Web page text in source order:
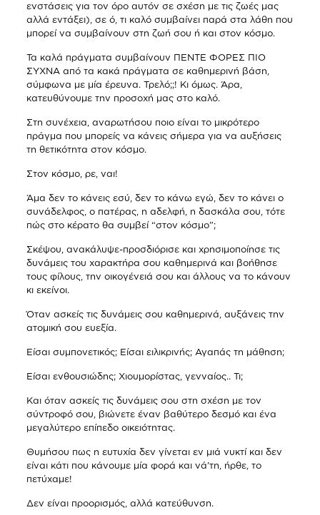
ενστάσεις για τον όρο αυτόν σε σχέση με τις ζωές μας
αλλά εντάξει), σε ό, τι καλό συμβαίνει παρά στα λάθη που
μπορεί να συμβαίνουν στη ζωή σου ή και στον κόσμο.
Τα καλά πράγματα συμβαίνουν ΠΕΝΤΕ ΦΟΡΕΣ ΠΙΟ
ΣΥΧΝΑ από τα κακά πράγματα σε καθημερινή βάση,
σύμφωνα με μία έρευνα. Τρελό;;! Κι όμως. Άρα,
κατευθύνουμε την προσοχή μας στο καλό.
Στη συνέχεια, αναρωτήσου ποιο είναι το μικρότερο
πράγμα που μπορείς να κάνεις σήμερα για να αυξήσεις
τη θετικότητα στον κόσμο.
Στον κόσμο, ρε, ναι!
Άμα δεν το κάνεις εσύ, δεν το κάνω εγώ, δεν το κάνει ο
συνάδελφος, ο πατέρας, η αδελφή, η δασκάλα σου, τότε
πώς στο κέρατο θα συμβεί “στον κόσμο”;
Σκέψου, ανακάλυψε-προσδιόρισε και χρησιμοποίησε τις
δυνάμεις του χαρακτήρα σου καθημερινά και βοήθησε
τους φίλους, την οικογένειά σου και άλλους να το κάνουν
κι εκείνοι.
Όταν ασκείς τις δυνάμεις σου καθημερινά, αυξάνεις την
ατομική σου ευεξία.
Είσαι συμπονετικός; Είσαι ειλικρινής; Αγαπάς τη μάθηση;
Είσαι ενθουσιώδης; Χιουμορίστας, γενναίος.. Τι;
Και όταν ασκείς τις δυνάμεις σου στη σχέση με τον
σύντροφό σου, βιώνετε έναν βαθύτερο δεσμό και ένα
μεγαλύτερο επίπεδο οικειότητας.
Θυμήσου πως η ευτυχία δεν γίνεται εν μιά νυκτί και δεν
είναι κάτι που κάνουμε μία φορά και νά’τη, ήρθε, το
πετύχαμε!
Δεν είναι προορισμός, αλλά κατεύθυνση.